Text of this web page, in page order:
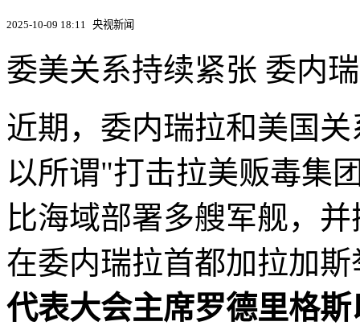
2025-10-09 18:11 央视新闻
委美关系持续紧张 委内
近期，委内瑞拉和美国
以所谓"打击拉美贩毒集
比海域部署多艘军舰，
在委内瑞拉首都加拉加
代表大会主席罗德里格